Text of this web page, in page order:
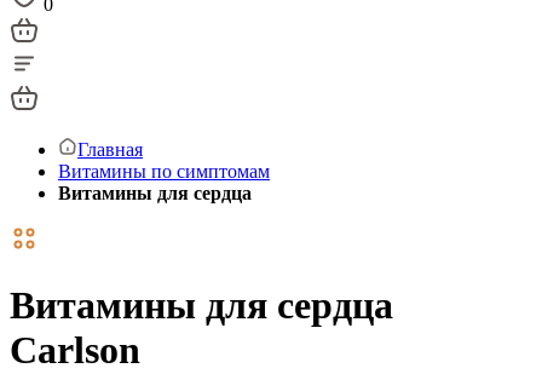
0
Главная
Витамины по симптомам
Витамины для сердца
Витамины для сердца
Carlson